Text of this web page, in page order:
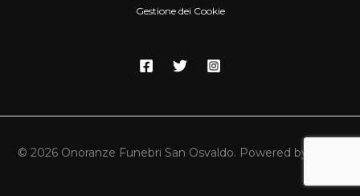
Gestione dei Cookie
© 2026 Onoranze Funebri San Osvaldo. Powered by WSG.